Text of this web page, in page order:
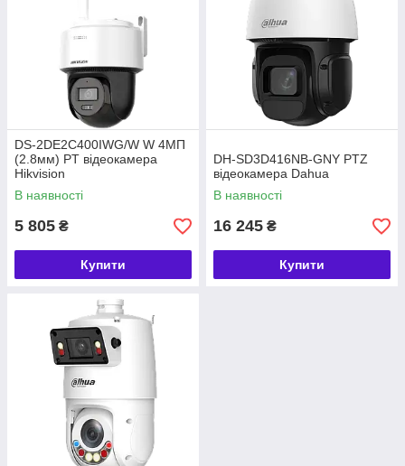
DS-2DE2C400IWG/W W 4МП
(2.8мм) PT відеокамера
Hikvision
В наявності
5 805 ₴
Купити
DH-SD3D416NB-GNY PTZ
відеокамера Dahua
В наявності
16 245 ₴
Купити